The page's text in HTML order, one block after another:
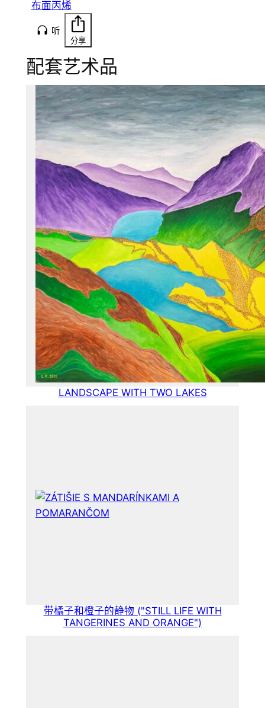
布面丙烯
听
分享
配套艺术品
LANDSCAPE WITH TWO LAKES
带橘子和橙子的静物 ("STILL LIFE WITH
TANGERINES AND ORANGE")